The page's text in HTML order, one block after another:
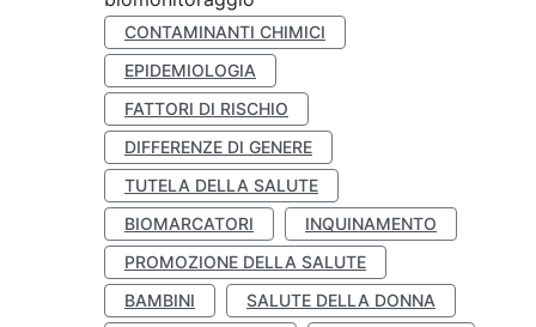
CONTAMINANTI CHIMICI
EPIDEMIOLOGIA
FATTORI DI RISCHIO
DIFFERENZE DI GENERE
TUTELA DELLA SALUTE
BIOMARCATORI
INQUINAMENTO
PROMOZIONE DELLA SALUTE
BAMBINI
SALUTE DELLA DONNA